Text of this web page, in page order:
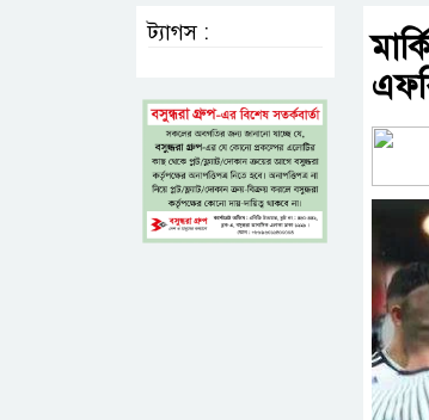
ট্যাগস :